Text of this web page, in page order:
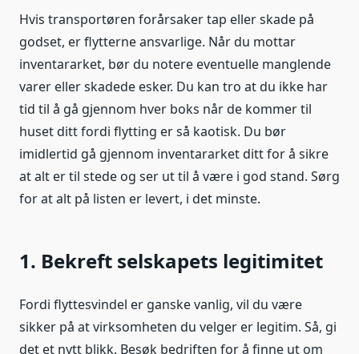
Hvis transportøren forårsaker tap eller skade på
godset, er flytterne ansvarlige. Når du mottar
inventararket, bør du notere eventuelle manglende
varer eller skadede esker. Du kan tro at du ikke har
tid til å gå gjennom hver boks når de kommer til
huset ditt fordi flytting er så kaotisk. Du bør
imidlertid gå gjennom inventararket ditt for å sikre
at alt er til stede og ser ut til å være i god stand. Sørg
for at alt på listen er levert, i det minste.
1. Bekreft selskapets legitimitet
Fordi flyttesvindel er ganske vanlig, vil du være
sikker på at virksomheten du velger er legitim. Så, gi
det et nytt blikk. Besøk bedriften for å finne ut om